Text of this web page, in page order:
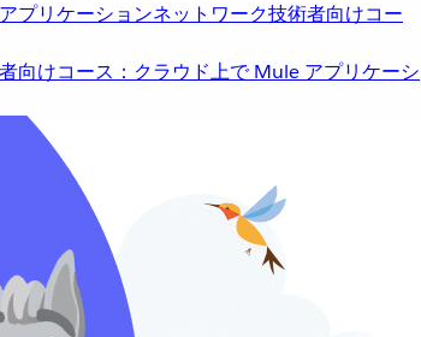
アプリケーションネットワーク技術者向けコー
向けコース：クラウド上で Mule アプリケーシ